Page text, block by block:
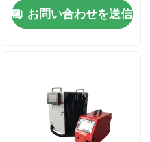
お問い合わせを送信